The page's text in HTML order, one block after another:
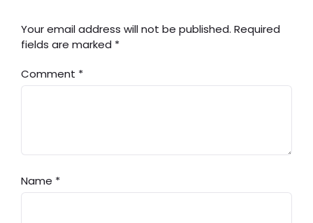
Your email address will not be published. Required
fields are marked *
Comment *
Name *